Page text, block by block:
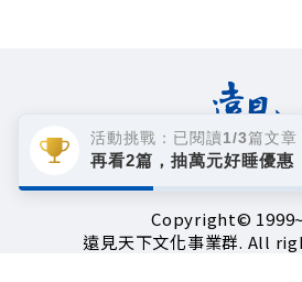
著作權聲明
隱私
Copyright©
遠見天下文化事業群. All
活動挑戰：已閱讀1/3篇文章
再看2篇，抽萬元好睡優惠